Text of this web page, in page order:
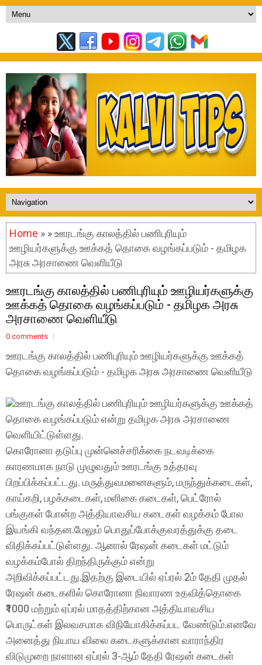
Home » » ஊரடங்கு காலத்தில் பணிபுரியும்
ஊழியர்களுக்கு ஊக்கத் தொகை வழங்கப்படும் - தமிழக
அரசு அரசாணை வெளியீடு
ஊரடங்கு காலத்தில் பணிபுரியும் ஊழியர்களுக்கு
ஊக்கத் தொகை வழங்கப்படும் - தமிழக அரசு
அரசாணை வெளியீடு
0 comments
ஊரடங்கு காலத்தில் பணிபுரியும் ஊழியர்களுக்கு ஊக்கத்
தொகை வழங்கப்படும் - தமிழக அரசு அரசாணை வெளியீடு
ஊரடங்கு காலத்தில் பணிபுரியும் ஊழியர்களுக்கு ஊக்கத்
தொகை வழங்கப்படும் என்று தமிழக அரசு அரசாணை
வெளியிட்டுள்ளது.
கொரோனா தடுப்பு முன்னெச்சரிக்கை நடவடிக்கை
காரணமாக நாடு முழுவதும் ஊரடங்கு உத்தரவு
பிறப்பிக்கப்பட்டது. மருத்துவமனைகளும், மருந்துக்கடைகள்,
காய்கறி, பழக்கடைகள், மளிகை கடைகள், பெட்ரோல்
பங்குகள் போன்ற அத்தியாவசிய கடைகள் வழக்கம் போல
இயங்கி வந்தன.மேலும் பொதுப்போக்குவரத்துக்கு தடை
விதிக்கப்பட்டுள்ளது. ஆனால் ரேஷன் கடைகள் மட்டும்
வழக்கம்போல் திறந்திருக்கும் என்று
அறிவிக்கப்பட்டது.இதற்கு இடையில் ஏப்ரல் 2ம் தேதி முதல்
ரேஷன் கடைகளில் கொரோனா நிவாரண உதவித்தொகை
₹1000 மற்றும் ஏப்ரல் மாதத்திற்கான அத்தியாவசிய
பொருட்கள் இலவசமாக விநியோகிக்கப்பட வேண்டும்.எனவே
அனைத்து நியாய விலை கடைகளுக்கான வாராந்திர
விடுமுறை நாளான ஏப்ரல் 3-ஆம் தேதி ரேஷன் கடைகள்